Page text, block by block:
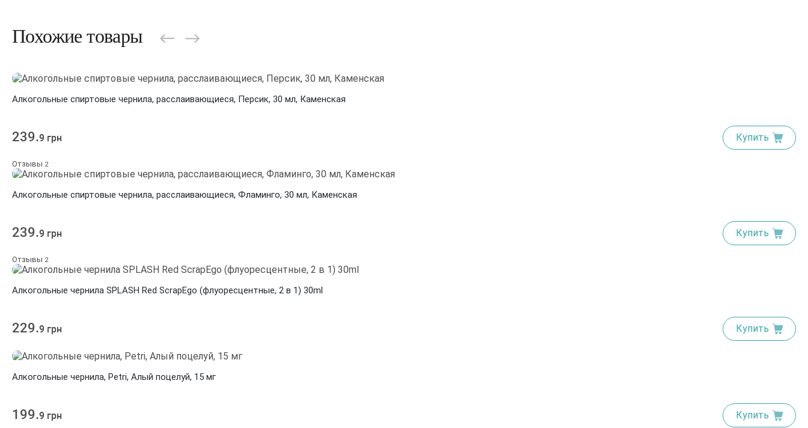
Похожие товары
Алкогольные спиртовые чернила, расслаивающиеся, Персик, 30 мл, Каменская
239.9 грн Купить
Отзывы 2
Алкогольные спиртовые чернила, расслаивающиеся, Фламинго, 30 мл, Каменская
239.9 грн Купить
Отзывы 2
Алкогольные чернилa SPLASH Red ScrapEgo (флуоресцентные, 2 в 1) 30ml
229.9 грн Купить
Алкогольные чернила, Petri, Алый поцелуй, 15 мг
199.9 грн Купить